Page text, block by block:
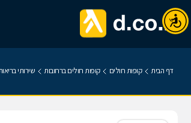
דף הבית קופות חולים קופות חולים ברחובות שירותי